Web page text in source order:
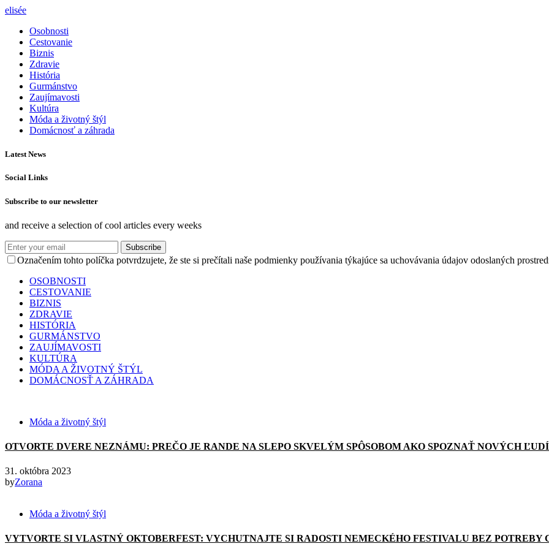
elisée
Osobnosti
Cestovanie
Biznis
Zdravie
História
Gurmánstvo
Zaujímavosti
Kultúra
Móda a životný štýl
Domácnosť a záhrada
Latest News
Social Links
Subscribe to our newsletter
and receive a selection of cool articles every weeks
Subscribe
Označením tohto políčka potvrdzujete, že ste si prečítali naše podmienky používania týkajúce sa uchovávania údajov odoslaných
OSOBNOSTI
CESTOVANIE
BIZNIS
ZDRAVIE
HISTÓRIA
GURMÁNSTVO
ZAUJÍMAVOSTI
KULTÚRA
MÓDA A ŽIVOTNÝ ŠTÝL
DOMÁCNOSŤ A ZÁHRADA
Móda a životný štýl
OTVORTE DVERE NEZNÁMU: PREČO JE RANDE NA SLEPO SKVELÝM SPÔSOBOM AKO SPOZNAŤ NOVÝCH
31. októbra 2023
byZorana
Móda a životný štýl
VYTVORTE SI VLASTNÝ OKTOBERFEST: VYCHUTNAJTE SI RADOSTI NEMECKÉHO FESTIVALU BEZ POTREBY